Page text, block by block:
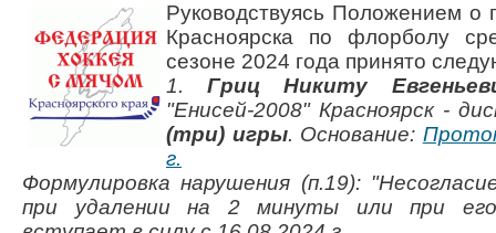
Руководствуясь Положением о
Красноярска по флорболу
сезоне 2024 года принято
1. Гриц Никиту
"Енисей-2008" Красноярск -
(три) игры. Основание:
г.
Формулировка нарушения (п.19):
при удалении на 2 минуты или при